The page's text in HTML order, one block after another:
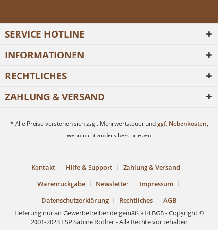
SERVICE HOTLINE
INFORMATIONEN
RECHTLICHES
ZAHLUNG & VERSAND
* Alle Preise verstehen sich zzgl. Mehrwertsteuer undggf. Nebenkosten,
wenn nicht anders beschrieben
Kontakt Hilfe & Support
Zahlung & Versand
Warenrückgabe
Newsletter
Impressum
Datenschutzerklärung
Rechtliches
AGB
Lieferung nur an Gewerbetreibende gemäß §14 BGB - Copyright ©
2001-2023 FSP Sabine Rother - Alle Rechte vorbehalten